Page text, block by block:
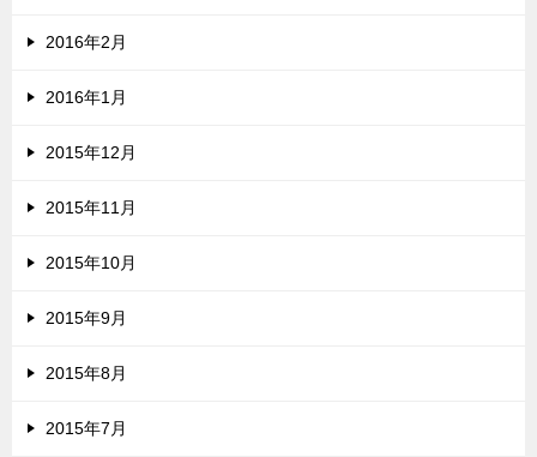
2016年2月
2016年1月
2015年12月
2015年11月
2015年10月
2015年9月
2015年8月
2015年7月